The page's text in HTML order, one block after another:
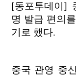
[동포투데이]
명 발급 편의
기로 했다.
중국 관영 중